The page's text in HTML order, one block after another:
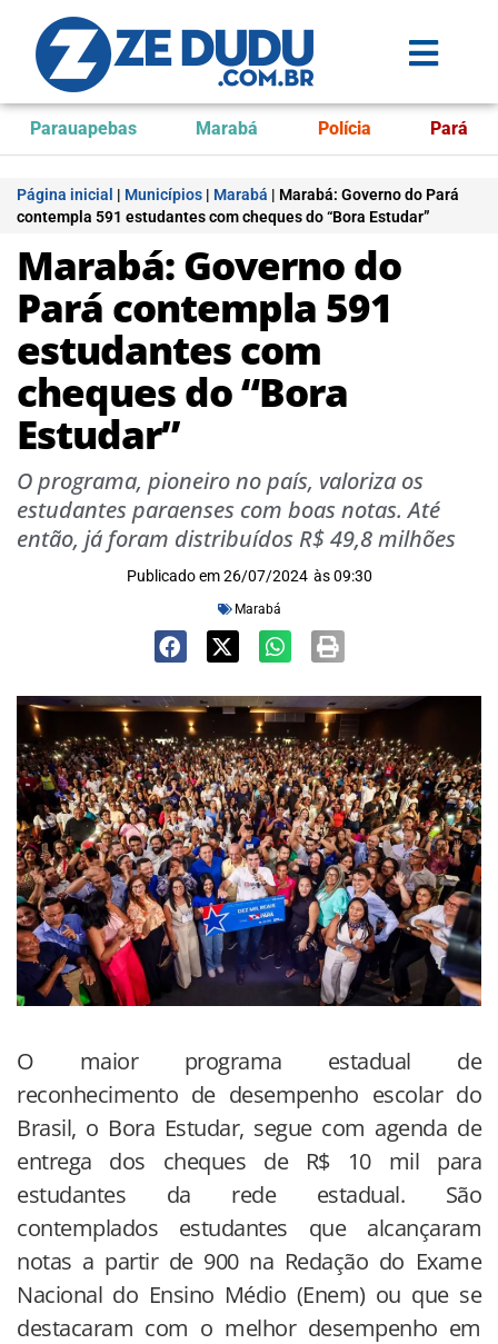
Parauapebas Marabá Polícia Pará
Página inicial | Municípios | Marabá | Marabá: Governo do Pará
contempla 591 estudantes com cheques do “Bora Estudar”
Marabá: Governo do
Pará contempla 591
estudantes com
cheques do “Bora
Estudar”
O programa, pioneiro no país, valoriza os
estudantes paraenses com boas notas. Até
então, já foram distribuídos R$ 49,8 milhões
Publicado em 26/07/2024 às 09:30
Marabá
O maior programa estadual de
reconhecimento de desempenho escolar do
Brasil, o Bora Estudar, segue com agenda de
entrega dos cheques de R$ 10 mil para
estudantes da rede estadual. São
contemplados estudantes que alcançaram
notas a partir de 900 na Redação do Exame
Nacional do Ensino Médio (Enem) ou que se
destacaram com o melhor desempenho em